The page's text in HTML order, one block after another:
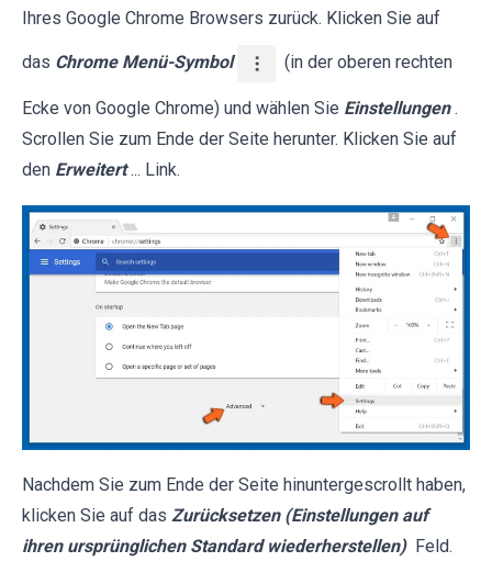
Ihres Google Chrome Browsers zurück. Klicken Sie auf
das Chrome Menü-Symbol (in der oberen rechten
Ecke von Google Chrome) und wählen Sie Einstellungen .
Scrollen Sie zum Ende der Seite herunter. Klicken Sie auf
den Erweitert ... Link.
Nachdem Sie zum Ende der Seite hinuntergescrollt haben,
klicken Sie auf das Zurücksetzen (Einstellungen auf
ihren ursprünglichen Standard wiederherstellen) Feld.